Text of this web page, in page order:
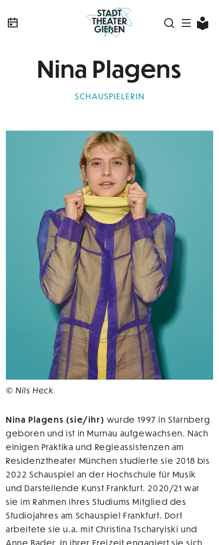
Nina Plagens
SCHAUSPIELERIN
© Nils Heck
Nina Plagens (sie/ihr) wurde 1997 in Starnberg
geboren und ist in Murnau aufgewachsen. Nach
einigen Praktika und Regieassistenzen am
Residenztheater München studierte sie 2018 bis
2022 Schauspiel an der Hochschule für Musik
und Darstellende Kunst Frankfurt. 2020/21 war
sie im Rahmen ihres Studiums Mitglied des
Studiojahres am Schauspiel Frankfurt. Dort
arbeitete sie u.a. mit Christina Tscharyiski und
Anne Bader. In ihrer Freizeit engagiert sie sich